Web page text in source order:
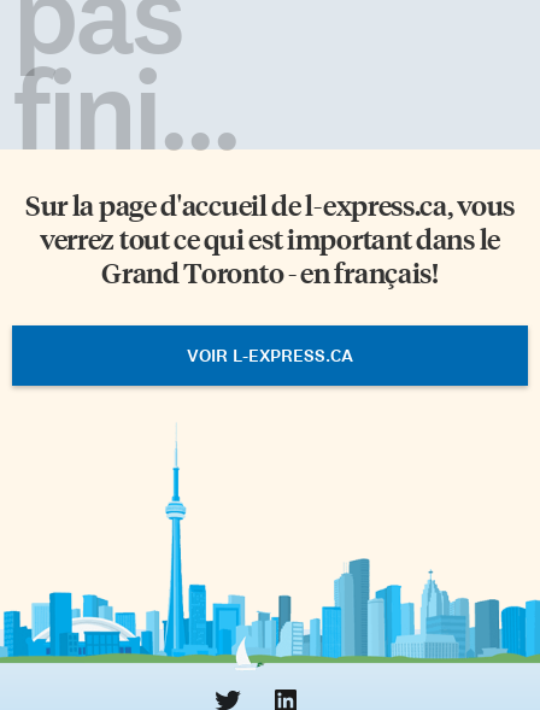
fini...
Sur la page d'accueil del-express.ca, vous
verrez tout ce qui est important dans le
Grand Toronto - en français!
VOIR L-EXPRESS.CA